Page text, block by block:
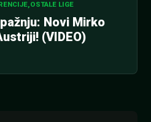
,OSTALE LIGE
Novi Mirko
(VIDEO)